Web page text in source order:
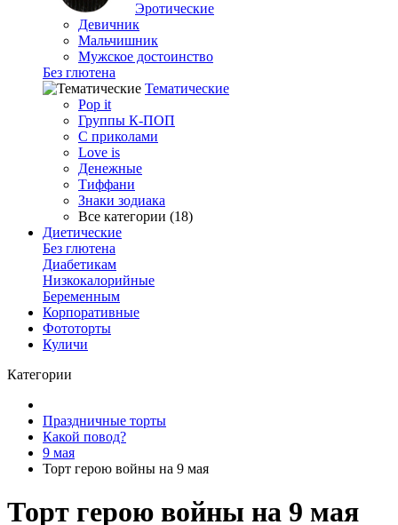
Эротические
Девичник
Мальчишник
Мужское достоинство
Без глютена
Тематические
Pop it
Группы К-ПОП
С приколами
Love is
Денежные
Тиффани
Знаки зодиака
Все категории (18)
Диетические
Без глютена
Диабетикам
Низкокалорийные
Беременным
Корпоративные
Фототорты
Куличи
Категории
Праздничные торты
Какой повод?
9 мая
Торт герою войны на 9 мая
Торт герою войны на 9 мая